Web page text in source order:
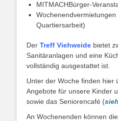
MITMACHBürger-
Quartiersarbeit)
Der Treff Viehweide bietet
Sanitäranlagen und eine
vollständig ausgestattet ist.
Unter der Woche finden hier
Angebote für unsere Kinder
sowie das Seniorencafé (
An Wochenenden können